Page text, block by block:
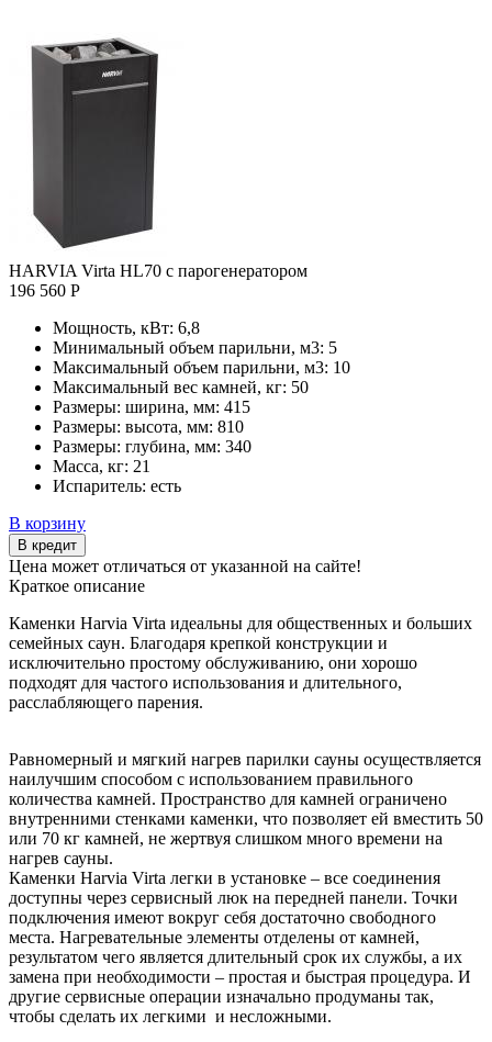
HARVIA Virta HL70 с парогенератором
196 560 Р
Мощность, кВт: 6,8
Минимальный объем парильни, м3: 5
Максимальный объем парильни, м3: 10
Максимальный вес камней, кг: 50
Размеры: ширина, мм: 415
Размеры: высота, мм: 810
Размеры: глубина, мм: 340
Масса, кг: 21
Испаритель: есть
В корзину
В кредит
Цена может отличаться от указанной на сайте!
Краткое описание
Каменки Harvia Virta идеальны для общественных и больших
семейных саун. Благодаря крепкой конструкции и
исключительно простому обслуживанию, они хорошо
подходят для частого использования и длительного,
расслабляющего парения.
Равномерный и мягкий нагрев парилки сауны осуществляется
наилучшим способом с использованием правильного
количества камней. Пространство для камней ограничено
внутренними стенками каменки, что позволяет ей вместить 50
или 70 кг камней, не жертвуя слишком много времени на
нагрев сауны.
Каменки Harvia Virta легки в установке – все соединения
доступны через сервисный люк на передней панели. Точки
подключения имеют вокруг себя достаточно свободного
места. Нагревательные элементы отделены от камней,
результатом чего является длительный срок их службы, а их
замена при необходимости – простая и быстрая процедура. И
другие сервисные операции изначально продуманы так,
чтобы сделать их легкими и несложными.